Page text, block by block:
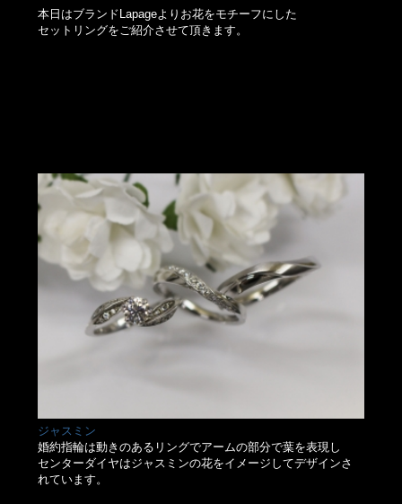
本日はブランドLapageよりお花をモチーフにした
セットリングをご紹介させて頂きます。
ジャスミン
婚約指輪は動きのあるリングでアームの部分で葉を表現し
センターダイヤはジャスミンの花をイメージしてデザインさ
れています。